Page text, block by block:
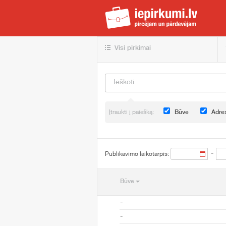
Visi pirkimai
Įtraukti į paiešką: Būve
Publikavimo laikotarpis: -
Būve
-
-